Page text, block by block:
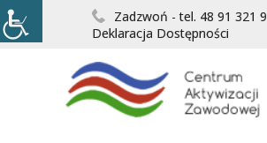
Zadzwoń - tel. 48 91 321
Deklaracja Dostępności